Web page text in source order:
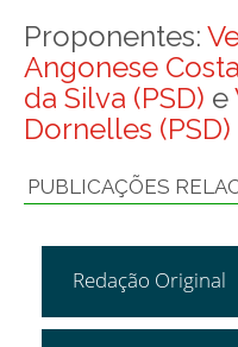
Proponentes:
Angonese
da Silva (PSD) e
Dornelles (PSD)
PUBLICAÇÕES
Redação Original